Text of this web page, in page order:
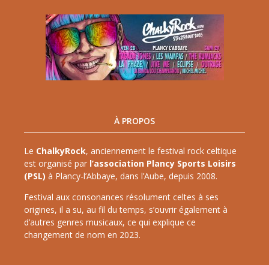
À PROPOS
Le ChalkyRock, anciennement le festival rock celtique
est organisé par l’association Plancy Sports Loisirs
(PSL) à Plancy-l’Abbaye, dans l’Aube, depuis 2008.
Festival aux consonances résolument celtes à ses
origines, il a su, au fil du temps, s’ouvrir également à
d’autres genres musicaux, ce qui explique ce
changement de nom en 2023.